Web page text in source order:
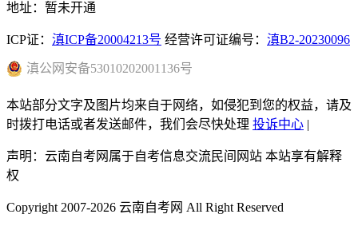
地址：暂未开通
ICP证： 滇ICP备20004213号 经营许可证编号： 滇B2-20230096
滇公网安备53010202001136号
本站部分文字及图片均来自于网络，如侵犯到您的权益，请及
时拨打电话或者发送邮件，我们会尽快处理 投诉中心 |
声明：云南自考网属于自考信息交流民间网站 本站享有解释
权
Copyright 2007-2026 云南自考网 All Right Reserved